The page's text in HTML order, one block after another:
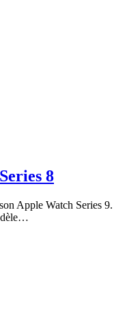
8
Apple Watch Series 9.